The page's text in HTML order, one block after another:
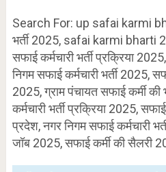
Search For: up safai karmi
भर्ती 2025, safai karmi bharti
सफाई कर्मचारी भर्ती प्रक्रिया
निगम सफाई कर्मचारी भर्ती 2025,
2025, ग्राम पंचायत सफाई कर्मी की
कर्मचारी भर्ती प्रक्रिया 2025,
प्रदेश, नगर निगम सफाई कर्मचारी
जॉब 2025, सफाई कर्मी की सैलरी